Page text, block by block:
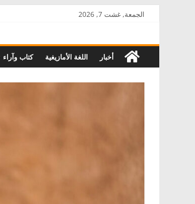
الجمعة, غشت 7, 2026
AkalPress
منبر
أخبار اللغة الأمازيغية كتاب وآراء